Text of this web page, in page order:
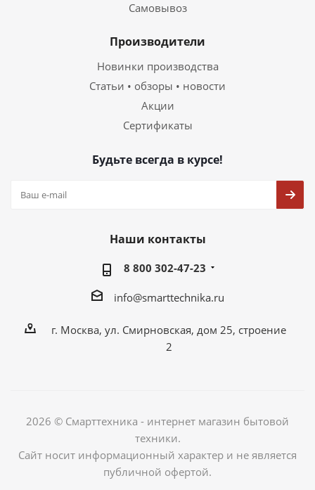
Самовывоз
Производители
Новинки производства
Статьи • обзоры • новости
Акции
Сертификаты
Будьте всегда в курсе!
Наши контакты
8 800 302-47-23
info@smarttechnika.ru
г. Москва, ул. Смирновская, дом 25, строение
2
2026 © Смарттехника - интернет магазин бытовой
техники.
Сайт носит информационный характер и не является
публичной офертой.